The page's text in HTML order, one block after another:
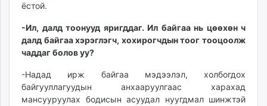
ёстой.
-Ил, далд тоонууд яригддаг. Ил байгаа нь цөөхөн ч
далд байгаа хэрэглэгч, хохирогчдын тоог тооцоолж
чаддаг болов уу?
-Надад ирж байгаа мэдээлэл, холбогдох
байгууллагуудын анхааруулгаас харахад
мансууруулах бодисын асуудал нуугдмал шинжтэй